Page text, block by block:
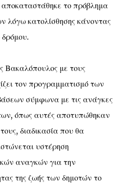
αποκαταστάθηκε το πρόβλημα
λόγω κατολίσθησης κάνοντας
Βακαλόπουλος με τους
τον προγραμματισμό των
σύμφωνα με τις ανάγκες
όπως αυτές αποτυπώθηκαν
διαδικασία που θα
υστέρηση
αναγκών για την
της ζωής των δημοτών το